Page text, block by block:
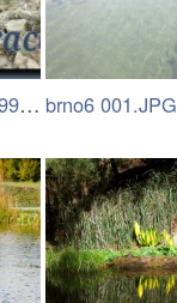
944788_416506471799940_187814829_n (1)… brno6 001.JPG